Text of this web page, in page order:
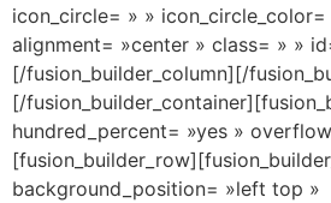
icon_circle= » »
alignment= »center » class= » »
[/fusion_builder_column][/
[/
hundred_percent= »yes »
background_position= »left top »